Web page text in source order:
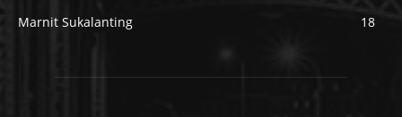
Marnit Sukalanting
18